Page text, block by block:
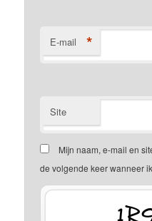
E-mail *
Site
Mijn naam, e-mail en
de volgende keer wanneer